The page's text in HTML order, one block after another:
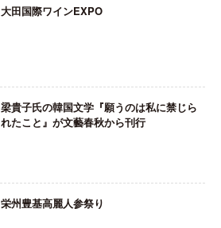
大田国際ワインEXPO
梁貴子氏の韓国文学『願うのは私に禁じら
れたこと』が文藝春秋から刊行
栄州豊基高麗人参祭り